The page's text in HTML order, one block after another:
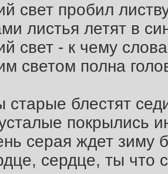
свет пробил
листья летят в
свет - к чему
светом полна
старые блестят
покрылись
серая ждет зиму
сердце, ты что